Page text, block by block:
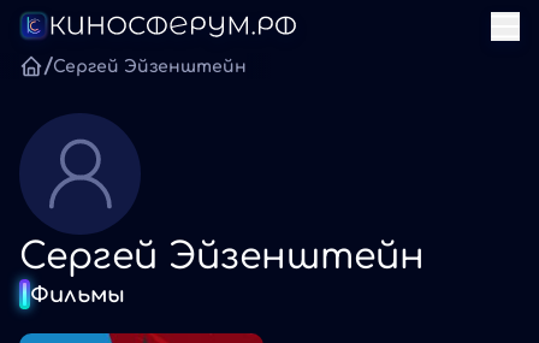
/Сергей Эйзенштейн
Сергей Эйзенштейн
Фильмы